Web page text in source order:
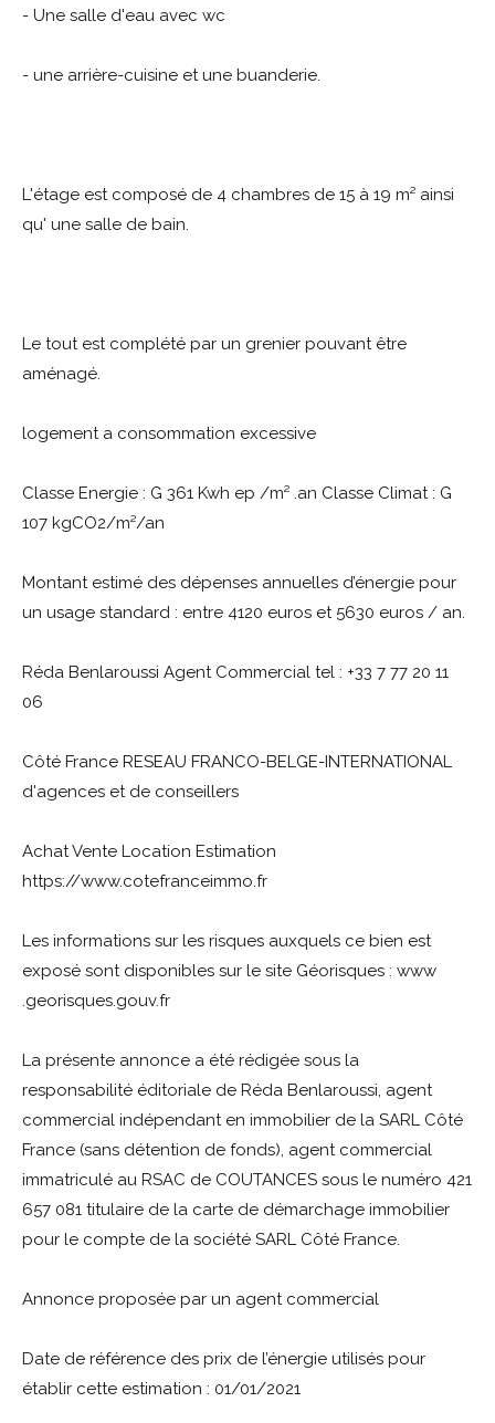
- Une salle d'eau avec wc
- une arrière-cuisine et une buanderie.
L'étage est composé de 4 chambres de 15 à 19 m² ainsi
qu' une salle de bain.
Le tout est complété par un grenier pouvant être
aménagé.
logement a consommation excessive
Classe Energie : G 361 Kwh ep /m² .an Classe Climat : G
107 kgCO2/m²/an
Montant estimé des dépenses annuelles d’énergie pour
un usage standard : entre 4120 euros et 5630 euros / an.
Réda Benlaroussi Agent Commercial tel : +33 7 77 20 11
06
Côté France RESEAU FRANCO-BELGE-INTERNATIONAL
d'agences et de conseillers
Achat Vente Location Estimation
https://www.cotefranceimmo.fr
Les informations sur les risques auxquels ce bien est
exposé sont disponibles sur le site Géorisques : www
.georisques.gouv.fr
La présente annonce a été rédigée sous la
responsabilité éditoriale de Réda Benlaroussi, agent
commercial indépendant en immobilier de la SARL Côté
France (sans détention de fonds), agent commercial
immatriculé au RSAC de COUTANCES sous le numéro 421
657 081 titulaire de la carte de démarchage immobilier
pour le compte de la société SARL Côté France.
Annonce proposée par un agent commercial
Date de référence des prix de l’énergie utilisés pour
établir cette estimation : 01/01/2021